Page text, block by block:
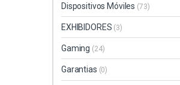
Dispositivos Móviles (73)
EXHIBIDORES (3)
Gaming (24)
Garantias (0)